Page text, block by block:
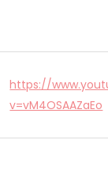
https://
v=vM4OSAAZaEo